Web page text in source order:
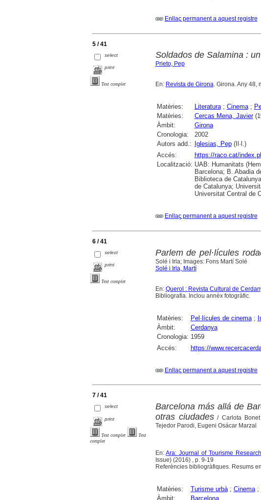
Enllaç permanent a aquest registre
5 / 41
select
print
Text complet
Soldados de Salamina :
Prieto, Pep
En: Revista de Girona. Girona. Any 48,
Matèries: Literatura; Cinema;
Matèries:
Cercas Mena, Javier
Àmbit:
Girona
Cronologia:
2002
Autors add.:
Iglesias, Pep(Il·l.)
Accés:
https://raco.cat/
Localització: UAB: Humanitats
Barcelona; B. Abadia
Biblioteca de
de Catalunya;
Universitat Central de
Enllaç permanent a aquest registre
6 / 41
select
print
Text complet
Parlem de pel·lícules
Solé i Irla; Images: Fons Martí Solé
Solé i Irla, Martí
En: Querol : Revista Cultural de
Bibliografia. Inclou annèx fotogràfic.
Matèries: Pel·lícules de cinema;
Àmbit:
Cerdanya
Cronologia: 1959
Accés:
https://
Enllaç permanent a aquest registre
7 / 41
select
print
Text complet
Text
complet
Barcelona más allá de
otras ciudades / Carlota
Tejedor Parodi, Eugeni Osácar Marzal
En:Ara: Journal of Tourisme
Issue) (2016) , p. 9-19
Referències bibliogràfiques. Resums
Matèries: Turisme urbà; Cinema;
Àmbit:
Barcelona